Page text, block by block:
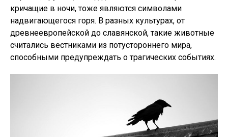
кричащие в ночи, тоже являются символами
надвигающегося горя. В разных культурах, от
древнеевропейской до славянской, такие животные
считались вестниками из потустороннего мира,
способными предупреждать о трагических событиях.